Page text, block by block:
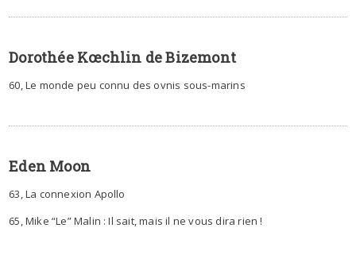
Dorothée Kœchlin de Bizemont
60, Le monde peu connu des ovnis sous-marins
Eden Moon
63, La connexion Apollo
65, Mike “Le” Malin : Il sait, mais il ne vous dira rien !